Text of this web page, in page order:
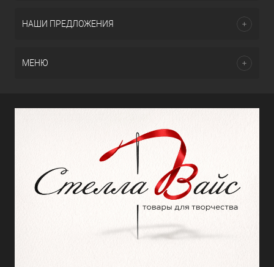
НАШИ ПРЕДЛОЖЕНИЯ
МЕНЮ